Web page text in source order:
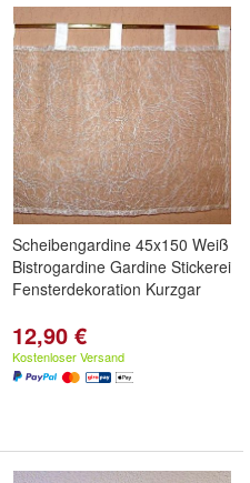
Scheibengardine 45x150 Weiß
Bistrogardine Gardine Stickerei
Fensterdekoration Kurzgar
12,90 €
Kostenloser Versand